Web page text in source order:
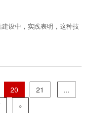
设中，实践表明，这种技
20 21
...
»